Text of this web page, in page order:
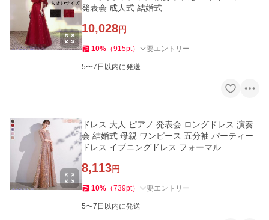
発表会 成人式 結婚式
10,028円
10% （915pt） 要エントリー
5〜7日以内に発送
ドレス 大人 ピアノ 発表会 ロングドレス 演奏
会 結婚式 母親 ワンピース 五分袖 パーティー
ドレス イブニングドレス フォーマル
8,113円
10% （739pt） 要エントリー
5〜7日以内に発送